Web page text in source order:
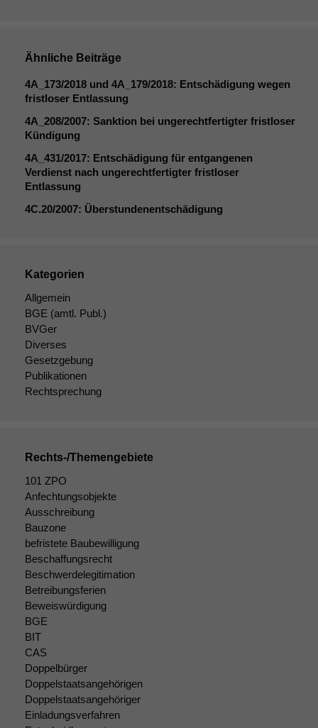
Ähnliche Beiträge
4A_173/2018 und 4A_179/2018: Entschädigung wegen
fristloser Entlassung
4A_208/2007: Sanktion bei ungerechtfertigter fristloser
Kündigung
4A_431/2017: Entschädigung für entgangenen
Verdienst nach ungerechtfertigter fristloser
Entlassung
4C.20/2007: Überstundenentschädigung
Kategorien
Allgemein
BGE (amtl. Publ.)
BVGer
Diverses
Gesetzgebung
Publikationen
Rechtsprechung
Rechts-/Themengebiete
101 ZPO
Anfechtungsobjekte
Ausschreibung
Bauzone
befristete Baubewilligung
Beschaffungsrecht
Beschwerdelegitimation
Betreibungsferien
Beweiswürdigung
BGE
BIT
CAS
Doppelbürger
Doppelstaatsangehörigen
Doppelstaatsangehöriger
Einladungsverfahren